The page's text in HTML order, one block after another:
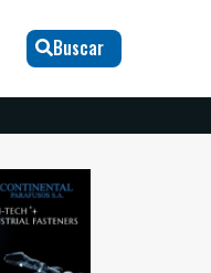
Buscar